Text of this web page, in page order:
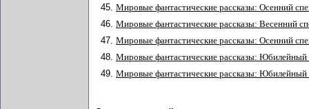
45. Мировые фантастические рассказы: Осенний
46. Мировые фантастические рассказы: Весенний
47. Мировые фантастические рассказы: Осенний
48. Мировые фантастические рассказы: Юбилейный
49. Мировые фантастические рассказы: Юбилейный